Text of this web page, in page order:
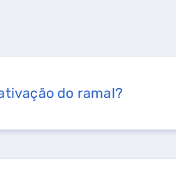
do ramal?